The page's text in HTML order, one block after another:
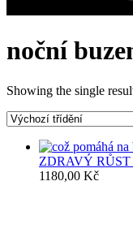
noční
Showing the single
ZDRAVÝ RŮST
1180,00 Kč